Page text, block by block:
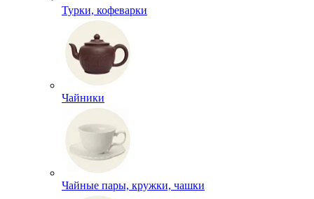
Турки, кофеварки
Чайники
Чайные пары, кружки, чашки